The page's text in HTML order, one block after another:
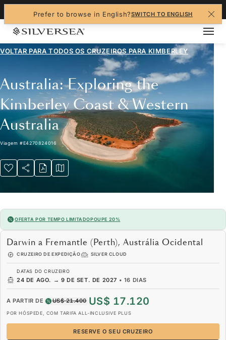
Prefer to browse in English?SWITCH TO ENGLISH
VOLTAR PARA TODOS OS CRUZEIROS PARA KIMBERLEY
Australia: Exploring the
Kimberley Coast & Western
Australia
Viagem #E4270824016
OFERTA POR TEMPO LIMITADOPOUPE 20%
Darwin a Fremantle (Perth), Austrália Ocidental
CRUZEIRO DE EXPEDIÇÃO SILVER CLOUD
DATAS DO CRUZEIRO
24 DE AGO. → 9 DE SET. DE 2027 • 16 DIAS
A PARTIR DE US$ 21.400 US$ 17.120
POR HÓSPEDE, COM TARIFA ALL-INCLUSIVE PLUS
RESERVE O SEU CRUZEIRO